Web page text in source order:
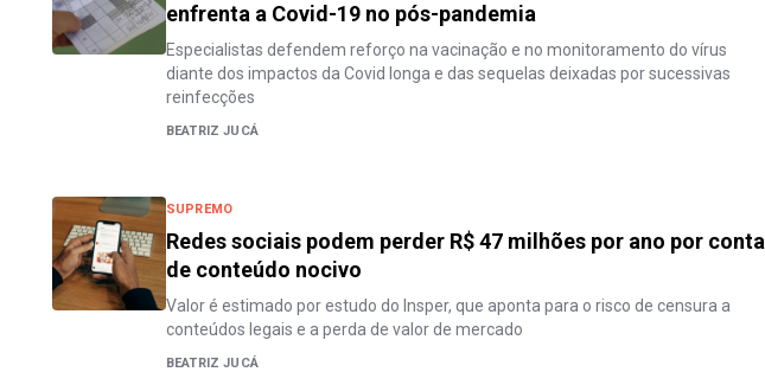
enfrenta a Covid-19 no pós-pandemia
Especialistas defendem reforço na vacinação e no monitoramento do vírus
diante dos impactos da Covid longa e das sequelas deixadas por sucessivas
reinfecções
BEATRIZ JUCÁ
SUPREMO
Redes sociais podem perder R$ 47 milhões por ano por conta
de conteúdo nocivo
Valor é estimado por estudo do Insper, que aponta para o risco de censura a
conteúdos legais e a perda de valor de mercado
BEATRIZ JUCÁ